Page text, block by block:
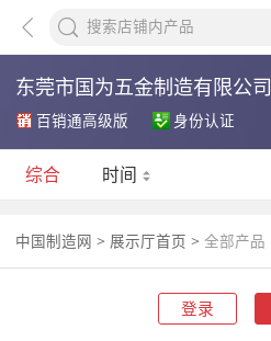
东莞市国为五金制造有限公司
百销通高级版 身份认证
综合 时间
中国制造网 > 展示厅首页 > 全部产品
登录